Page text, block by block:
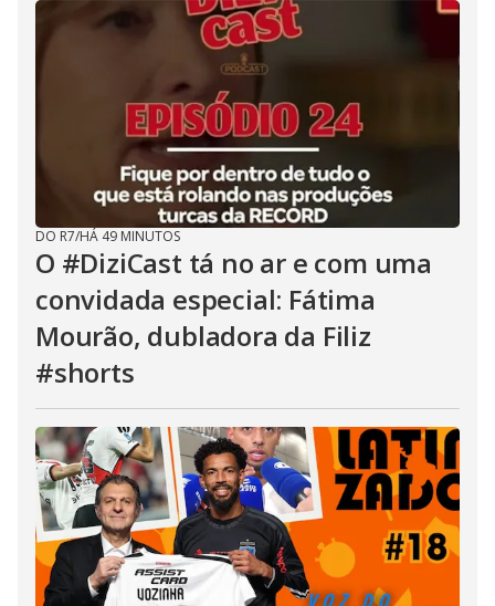
DO R7/HÁ 49 MINUTOS
O #DiziCast tá no ar e com uma
convidada especial: Fátima
Mourão, dubladora da Filiz
#shorts